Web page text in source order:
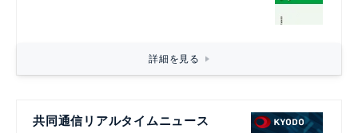
詳細を見る
共同通信リアルタイムニュース